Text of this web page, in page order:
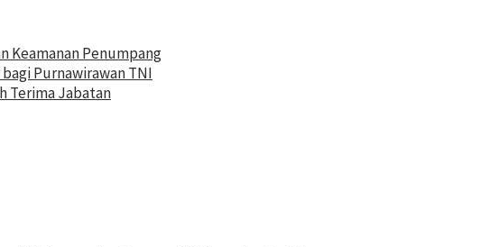
Keamanan Penumpang
Purnawirawan TNI
Terima Jabatan